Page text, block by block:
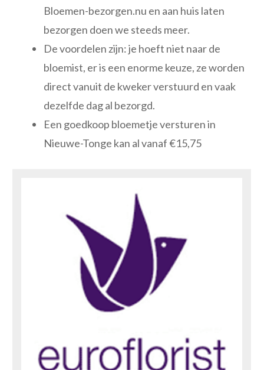
Bloemen-bezorgen.nu en aan huis laten
bezorgen doen we steeds meer.
De voordelen zijn: je hoeft niet naar de
bloemist, er is een enorme keuze, ze worden
direct vanuit de kweker verstuurd en vaak
dezelfde dag al bezorgd.
Een goedkoop bloemetje versturen in
Nieuwe-Tonge kan al vanaf €15,75